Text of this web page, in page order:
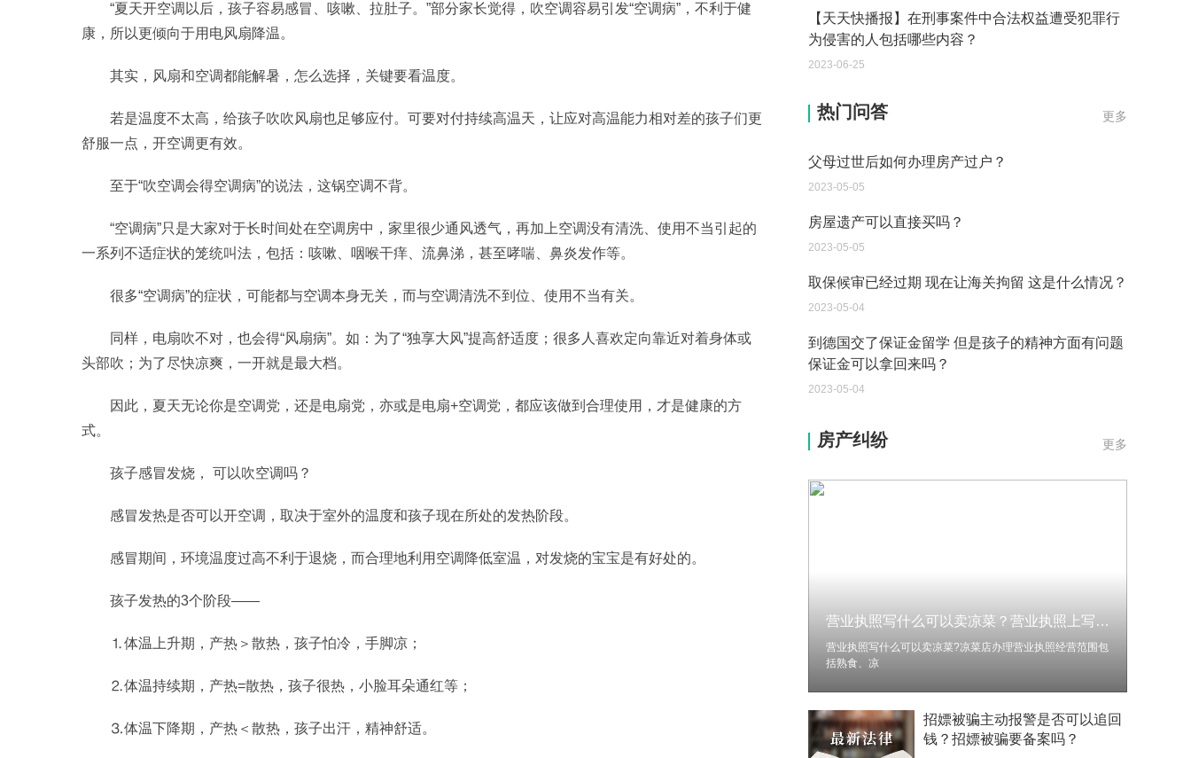
“夏天开空调以后，孩子容易感冒、咳嗽、拉肚子。”部分家长觉得，吹空调容易引发“空调病”，不利于健
康，所以更倾向于用电风扇降温。
其实，风扇和空调都能解暑，怎么选择，关键要看温度。
若是温度不太高，给孩子吹吹风扇也足够应付。可要对付持续高温天，让应对高温能力相对差的孩子们更
舒服一点，开空调更有效。
至于“吹空调会得空调病”的说法，这锅空调不背。
“空调病”只是大家对于长时间处在空调房中，家里很少通风透气，再加上空调没有清洗、使用不当引起的
一系列不适症状的笼统叫法，包括：咳嗽、咽喉干痒、流鼻涕，甚至哮喘、鼻炎发作等。
很多“空调病”的症状，可能都与空调本身无关，而与空调清洗不到位、使用不当有关。
同样，电扇吹不对，也会得“风扇病”。如：为了“独享大风”提高舒适度；很多人喜欢定向靠近对着身体或
头部吹；为了尽快凉爽，一开就是最大档。
因此，夏天无论你是空调党，还是电扇党，亦或是电扇+空调党，都应该做到合理使用，才是健康的方
式。
孩子感冒发烧， 可以吹空调吗？
感冒发热是否可以开空调，取决于室外的温度和孩子现在所处的发热阶段。
感冒期间，环境温度过高不利于退烧，而合理地利用空调降低室温，对发烧的宝宝是有好处的。
孩子发热的3个阶段——
⒈体温上升期，产热＞散热，孩子怕冷，手脚凉；
⒉体温持续期，产热=散热，孩子很热，小脸耳朵通红等；
⒊体温下降期，产热＜散热，孩子出汗，精神舒适。
【天天快播报】在刑事案件中合法权益遭受犯罪行
为侵害的人包括哪些内容？
2023-06-25
更多
热门问答
继承遗产的份额怎么分配？
父母过世后如何办理房产过户？
2023-05-05
房屋遗产可以直接买吗？
2023-05-05
取保候审已经过期 现在让海关拘留 这是什么情况？
2023-05-04
到德国交了保证金留学 但是孩子的精神方面有问题
保证金可以拿回来吗？
2023-05-04
2023-05-04
您好：请问从国外进口的费钢税率是多少？非常感
我可以在苏州申请护照吗？我所在的地方是云南
2023-05-04
办？
2023-05-04
更多
房产纠纷
营业执照写什么可以卖凉菜？营业执照上写的餐饮可以卖饮料吗？|当前资讯
营业执照写什么可以卖凉菜?凉菜店办理营业执照经营范围包
括熟食、凉
招嫖被骗主动报警是否可以追回
钱？招嫖被骗要备案吗？